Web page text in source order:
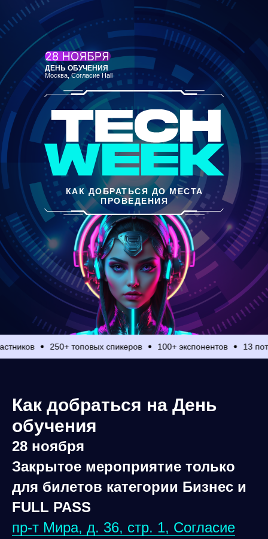
ДЕНЬ ОБУЧЕНИЯ
Москва, Согласие Hall
КАК ДОБРАТЬСЯ ДО МЕСТА
ПРОВЕДЕНИЯ
250+ топовых спикеров 100+ экспонентов 13
Как добраться на День
обучения
28 ноября
Закрытое мероприятие только
для билетов категории Бизнес и
FULL PASS
пр-т Мира, д. 36, стр. 1, Согласие